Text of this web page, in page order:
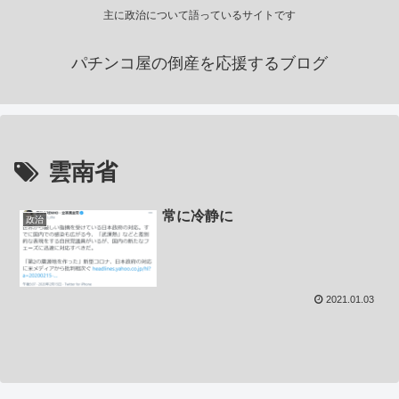
主に政治について語っているサイトです
パチンコ屋の倒産を応援するブログ
雲南省
政治 常に冷静に
2021.01.03